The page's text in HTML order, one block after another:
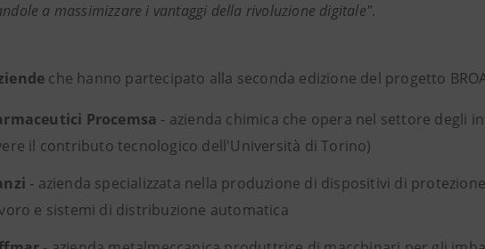
a massimizzare i vantaggi della rivoluzione digitale".
che hanno partecipato alla seconda edizione del progetto
Procemsa - azienda chimica che opera nel settore degli
il contributo tecnologico dell'Università di Torino)
- azienda specializzata nella produzione di dispositivi di
e sistemi di distribuzione automatica